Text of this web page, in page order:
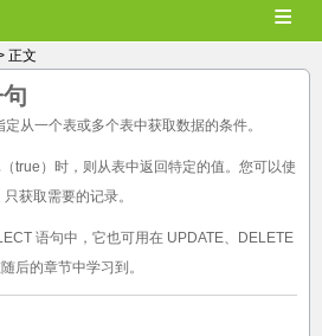
≡
正文
定从一个表或多个表中获取数据的条件。
true）时，则从表中返回特定的值。您可以使
获取需要的记录。
语句中，它也可用在 UPDATE、DELETE
后的章节中学习到。